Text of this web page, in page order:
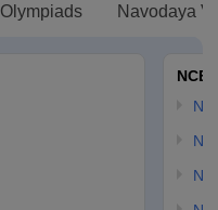
Olympiads Navodaya